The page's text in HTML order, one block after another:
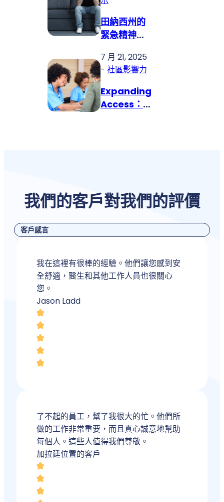
田納西州的
緊急精神科
要知道的事
7 月 21, 2025
- 社區影響力
Expanding
Access：
我們的客戶對我們的評價
客戶感言
我在這裡有很棒的經驗。他們讓您感到安
全舒適，醫生和其他工作人員也很關心
您。
Jason Ladd
了不起的員工，幫了我很大的忙。他們所
做的工作非常重要，而且真心誠意地幫助
每個人。這些人值得我們尊敬。
加拉廷位置的客戶